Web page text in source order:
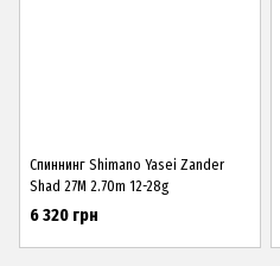
Спиннинг Shimano Yasei Zander
Shad 27M 2.70m 12-28g
6 320 грн